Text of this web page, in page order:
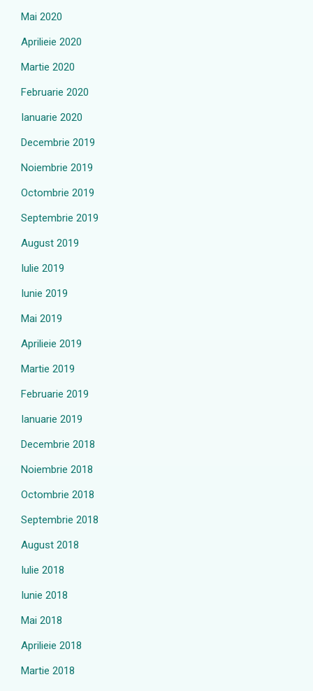
Mai 2020
Aprilieie 2020
Martie 2020
Februarie 2020
Ianuarie 2020
Decembrie 2019
Noiembrie 2019
Octombrie 2019
Septembrie 2019
August 2019
Iulie 2019
Iunie 2019
Mai 2019
Aprilieie 2019
Martie 2019
Februarie 2019
Ianuarie 2019
Decembrie 2018
Noiembrie 2018
Octombrie 2018
Septembrie 2018
August 2018
Iulie 2018
Iunie 2018
Mai 2018
Aprilieie 2018
Martie 2018